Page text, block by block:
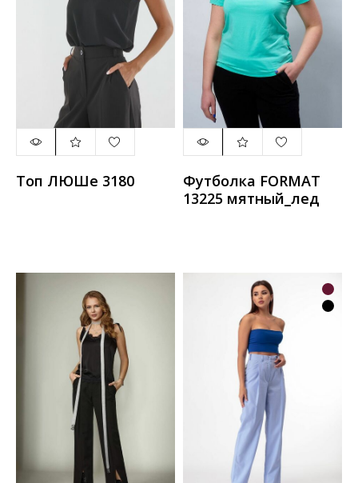
Топ ЛЮШе 3180
Футболка FORMAT
13225 мятный_лед